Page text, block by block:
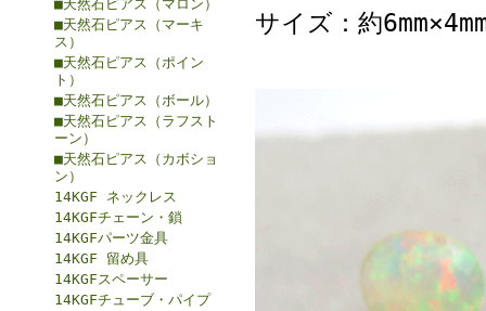
■天然石ピアス（マロン）
■天然石ピアス（マーキ
ス）
■天然石ピアス（ポイン
ト）
■天然石ピアス（ボール）
■天然石ピアス（ラフスト
ーン）
■天然石ピアス（カボショ
ン）
14KGF ネックレス
14KGFチェーン・鎖
14KGFパーツ金具
14KGF 留め具
14KGFスペーサー
14KGFチューブ・パイプ
サイズ：約